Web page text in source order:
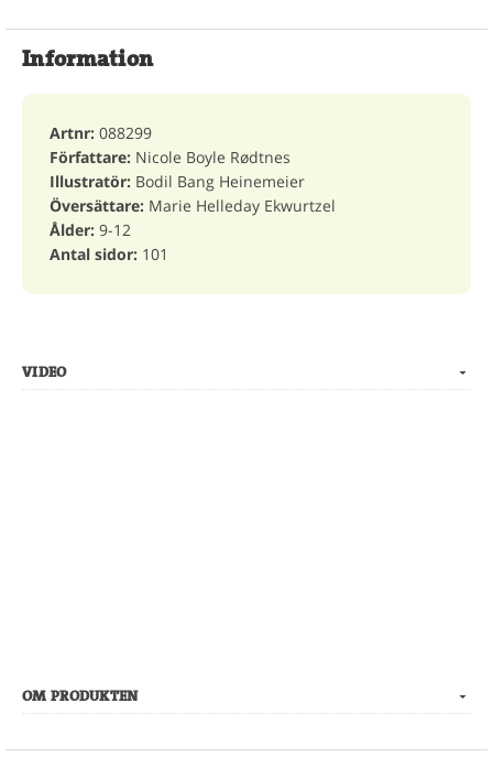
Information
Artnr: 088299
Författare: Nicole Boyle Rødtnes
Illustratör: Bodil Bang Heinemeier
Översättare: Marie Helleday Ekwurtzel
Ålder: 9-12
Antal sidor: 101
VIDEO
OM PRODUKTEN